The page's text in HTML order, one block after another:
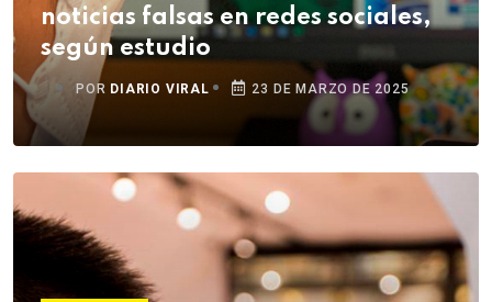
noticias falsas en redes sociales,
según estudio
POR DIARIO VIRAL 23 DE MARZO DE 2025